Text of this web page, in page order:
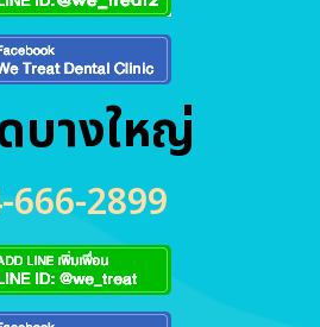
บางใหญ่
666-2899